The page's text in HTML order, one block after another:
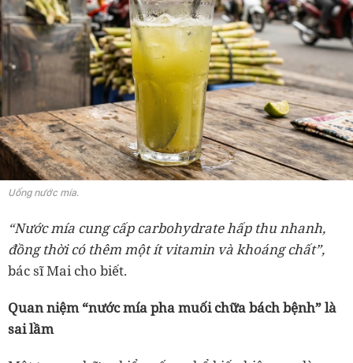
Uống nước mía.
“Nước mía cung cấp carbohydrate hấp thu nhanh,
đồng thời có thêm một ít vitamin và khoáng chất”,
bác sĩ Mai cho biết.
Quan niệm “nước mía pha muối chữa bách bệnh” là
sai lầm